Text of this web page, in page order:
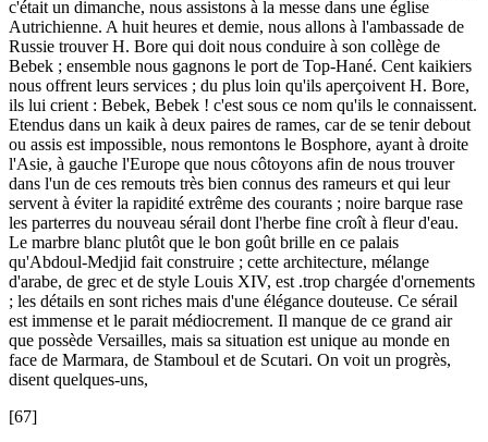
c'était un dimanche, nous assistons à la messe dans une église
Autrichienne. A huit heures et demie, nous allons à l'ambassade de
Russie trouver H. Bore qui doit nous conduire à son collège de
Bebek ; ensemble nous gagnons le port de Top-Hané. Cent kaikiers
nous offrent leurs services ; du plus loin qu'ils aperçoivent H. Bore,
ils lui crient : Bebek, Bebek ! c'est sous ce nom qu'ils le connaissent.
Etendus dans un kaik à deux paires de rames, car de se tenir debout
ou assis est impossible, nous remontons le Bosphore, ayant à droite
l'Asie, à gauche l'Europe que nous côtoyons afin de nous trouver
dans l'un de ces remouts très bien connus des rameurs et qui leur
servent à éviter la rapidité extrême des courants ; noire barque rase
les parterres du nouveau sérail dont l'herbe fine croît à fleur d'eau.
Le marbre blanc plutôt que le bon goût brille en ce palais
qu'Abdoul-Medjid fait construire ; cette architecture, mélange
d'arabe, de grec et de style Louis XIV, est .trop chargée d'ornements
; les détails en sont riches mais d'une élégance douteuse. Ce sérail
est immense et le parait médiocrement. Il manque de ce grand air
que possède Versailles, mais sa situation est unique au monde en
face de Marmara, de Stamboul et de Scutari. On voit un progrès,
disent quelques-uns,
[67]